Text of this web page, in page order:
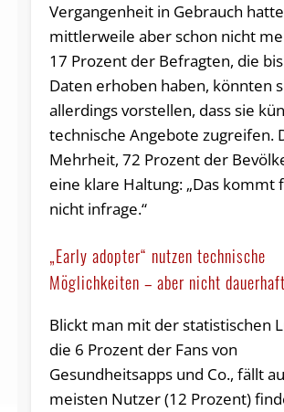
Vergangenheit in Gebrauch
mittlerweile aber schon nicht
17 Prozent der Befragten, die
Daten erhoben haben, könnten
allerdings vorstellen, dass sie
technische Angebote zugreifen.
Mehrheit, 72 Prozent der
eine klare Haltung: „Das kommt
nicht infrage.“
„Early adopter“ nutzen technische
Möglichkeiten – aber nicht dauerhaft
Blickt man mit der statistischen
die 6 Prozent der Fans von
Gesundheitsapps und Co., fällt
meisten Nutzer (12 Prozent)